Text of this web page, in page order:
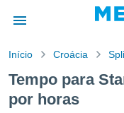
da
foi
para
Início Croácia
Tempo para
por horas